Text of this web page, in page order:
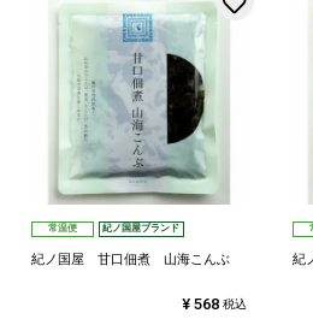
常温便 紀ノ国屋ブランド
紀ノ国屋 甘口佃煮 山海こんぶ
¥ 568 税込
紀